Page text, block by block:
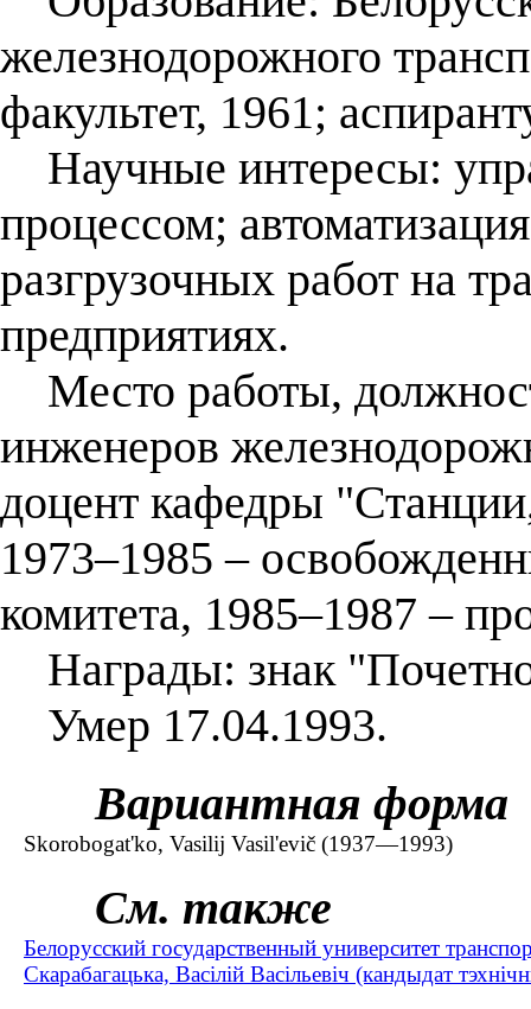
железнодорожного
факультет, 1961;
Научные интересы:
процессом;
разгрузочных работ на
предприятиях.
Место работы,
инженеров
доцент кафедры
1973–1985 –
комитета, 1985–1987 –
Награды: знак
Умер 17.04.1993.
Вариантная форма
Skorobogat'ko, Vasilij Vasil'evič (1937—1993)
См. также
Белорусский государственный университет
Скарабагацька, Васілій Васільевіч (кандыдат